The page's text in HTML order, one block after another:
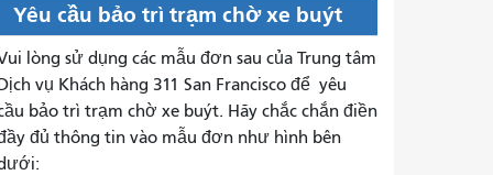
Yêu cầu bảo trì trạm chờ xe buýt
lòng sử dụng các mẫu đơn sau của Trung tâm
vụ Khách hàng 311 San Francisco để yêu
bảo trì trạm chờ xe buýt. Hãy chắc chắn điền
đủ thông tin vào mẫu đơn như hình bên